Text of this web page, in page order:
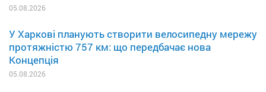
05.08.2026
У Харкові планують створити велосипедну мережу
протяжністю 757 км: що передбачає нова
Концепція
05.08.2026